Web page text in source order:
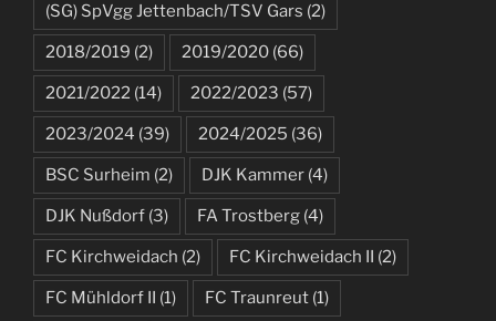
(SG) SpVgg Jettenbach/TSV Gars (2)
2018/2019 (2) 2019/2020 (66)
2021/2022 (14) 2022/2023 (57)
2023/2024 (39) 2024/2025 (36)
BSC Surheim (2) DJK Kammer (4)
DJK Nußdorf (3) FA Trostberg (4)
FC Kirchweidach (2) FC Kirchweidach II (2)
FC Mühldorf II (1) FC Traunreut (1)